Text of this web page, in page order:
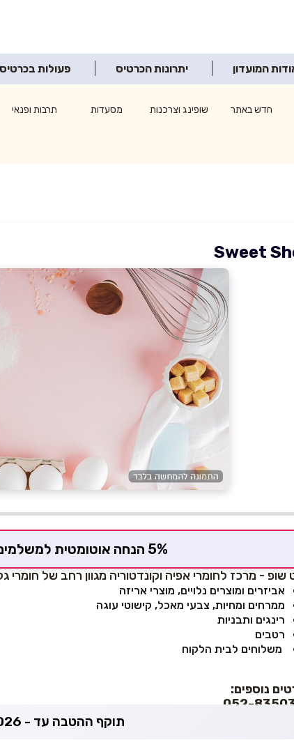
המועדון יתרונות הכרטיס פעולות בכרטיס
חדש באתר שופינג וצרכנות מסעדות תרבות ופנאי
Sweet
5% הנחה אוטומטית למשלמים בכרטיס המועדון
שופ - מרכז לחומרי אפיה וקונדטוריה מגוון רחב של חומרי
אביזרים ומוצרים נלויים, מוצרי אריזה
ממרחים ומחיות, צבעי מאכל, קישוטי עוגה
רינגים ותבניות
רטבים
משלוחים לבית הלקוח
נוספים:
052-
תוקף ההטבה עד - 06.09.2026